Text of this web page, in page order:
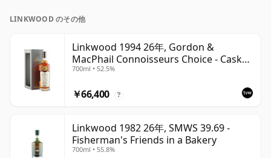
LINKWOOD のその他
Linkwood 1994 26年, Gordon &
MacPhail Connoisseurs Choice - Cask
12601201
700ml • 52.5%
￥66,400 ?
Linkwood 1982 26年, SMWS 39.69 -
Fisherman's Friends in a Bakery
700ml • 55.8%